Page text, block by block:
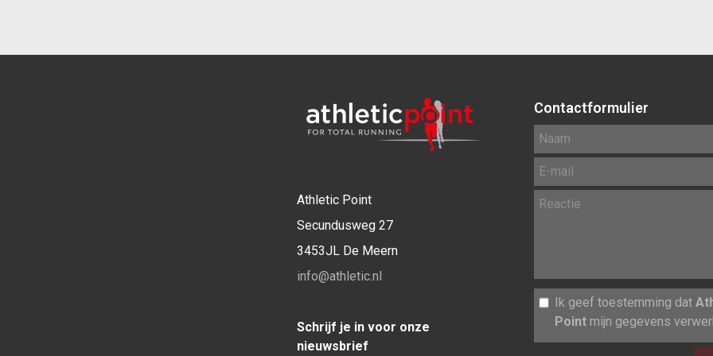
Athletic Point
Secundusweg 27
3453JL De Meern
info@athletic.nl
Schrijf je in voor onze
nieuwsbrief
Contactformulier
Ik geef toestemming dat
Point mijn gegevens